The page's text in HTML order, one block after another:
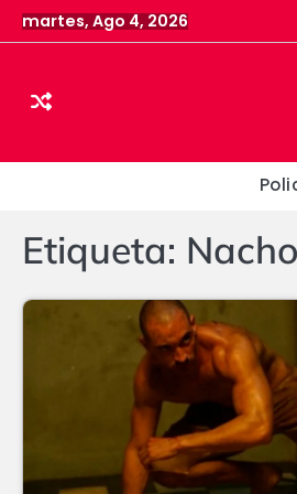
Skip
to
martes, Ago 4, 2026
Etiqueta: